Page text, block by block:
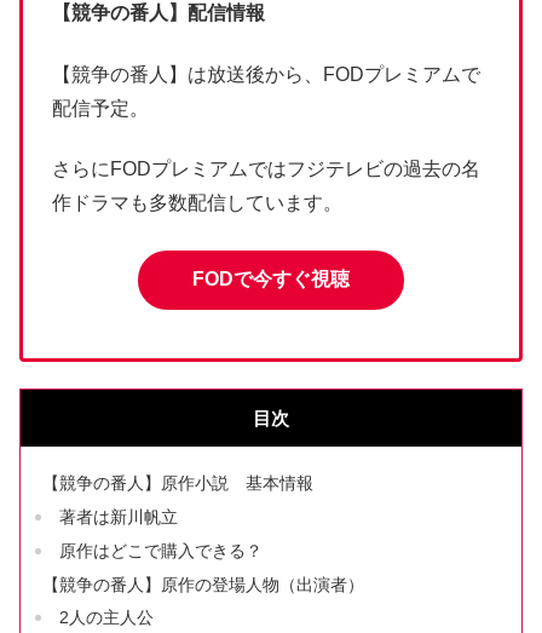
【競争の番人】 配信情報
【競争の番人】は放送後から、FODプレミアムで
配信予定。
さらにFODプレミアムではフジテレビの過去の名
作ドラマも多数配信しています。
FODで今すぐ視聴
目次
【競争の番人】原作小説 基本情報
著者は新川帆立
原作はどこで購入できる？
【競争の番人】原作の登場人物（出演者）
2人の主人公